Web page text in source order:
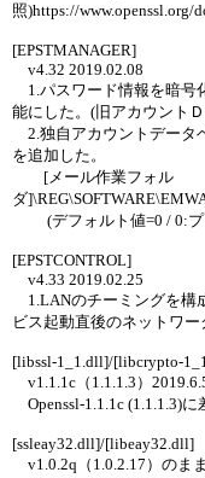
照)https://www.openssl.org/
[EPSTMANAGER]
v4.32 2019.02.08
1.パスワード情報を暗号
能にした。(旧アカウント
2.独自アカウントデータ
を追加した。
[メール作業フォル
ダ
(デフォルト値=0 / 0:プ
[EPSTCONTROL]
v4.33 2019.02.25
1.LANのチーミングを構
ビス起動直後のネットワー
[libssl-1_1.dll]/[libcrypto-
v1.1.1c（1.1.1.3）
Openssl-1.1.1c (1.1.1.3)に
[ssleay32.dll]/[libeay32.dll]
v1.0.2q（1.0.2.17）のま